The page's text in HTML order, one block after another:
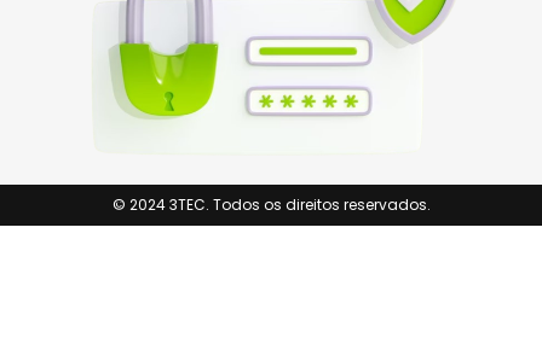
© 2024 3TEC. Todos os direitos reservados.